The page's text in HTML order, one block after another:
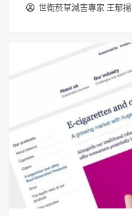
世衛菸草減害專家 王郁揚